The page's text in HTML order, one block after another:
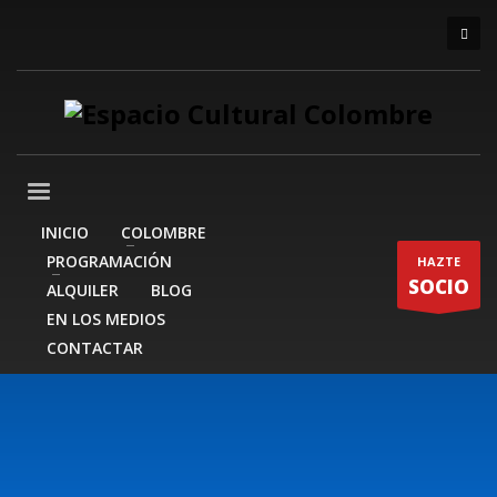
INICIO
COLOMBRE
PROGRAMACIÓN
ALQUILER
BLOG
EN LOS MEDIOS
CONTACTAR
HAZTE
SOCIO